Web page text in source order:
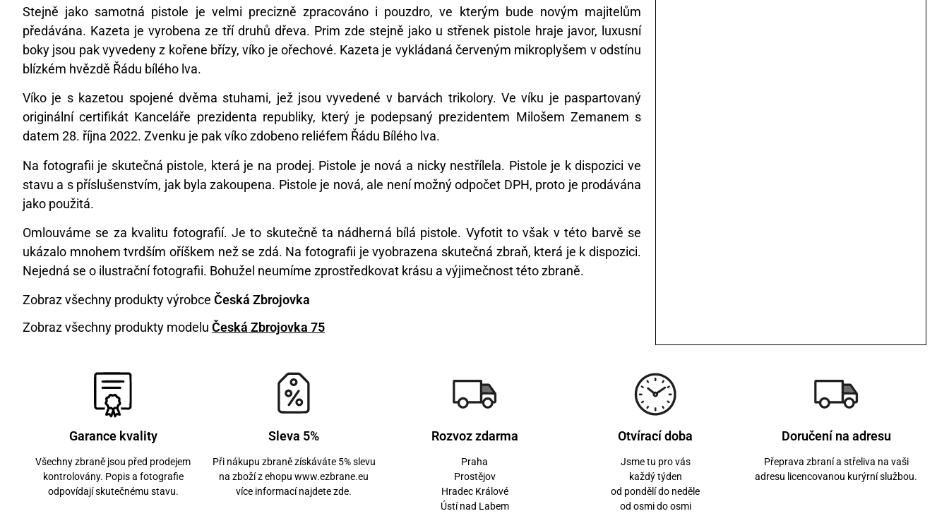
Stejně jako samotná pistole je velmi precizně zpracováno i pouzdro, ve kterým bude novým majitelům
předávána. Kazeta je vyrobena ze tří druhů dřeva. Prim zde stejně jako u střenek pistole hraje javor, luxusní
boky jsou pak vyvedeny z kořene břízy, víko je ořechové. Kazeta je vykládaná červeným mikroplyšem v odstínu
blízkém hvězdě Řádu bílého lva.
Víko je s kazetou spojené dvěma stuhami, jež jsou vyvedené v barvách trikolory. Ve víku je paspartovaný
originální certifikát Kanceláře prezidenta republiky, který je podepsaný prezidentem Milošem Zemanem s
datem 28. října 2022. Zvenku je pak víko zdobeno reliéfem Řádu Bílého lva.
Na fotografii je skutečná pistole, která je na prodej. Pistole je nová a nicky nestřílela. Pistole je k dispozici ve
stavu a s příslušenstvím, jak byla zakoupena. Pistole je nová, ale není možný odpočet DPH, proto je prodávána
jako použitá.
Omlouváme se za kvalitu fotografií. Je to skutečně ta nádherná bílá pistole. Vyfotit to však v této barvě se
ukázalo mnohem tvrdším oříškem než se zdá. Na fotografii je vyobrazena skutečná zbraň, která je k dispozici.
Nejedná se o ilustrační fotografii. Bohužel neumíme zprostředkovat krásu a výjimečnost této zbraně.
Zobraz všechny produkty výrobce Česká Zbrojovka
Zobraz všechny produkty modelu Česká Zbrojovka 75
Garance kvality
Všechny zbraně jsou před prodejem
kontrolovány. Popis a fotografie
odpovídají skutečnému stavu.
Sleva 5%
Při nákupu zbraně získáváte 5% slevu
na zboží z ehopu www.ezbrane.eu
více informací najdete zde.
Rozvoz zdarma
Praha
Prostějov
Hradec Králové
Ústí nad Labem
Otvírací doba
Jsme tu pro vás
každý týden
od pondělí do neděle
od osmi do osmi
Doručení na adresu
Přeprava zbraní a střeliva na vaši
adresu licencovanou kurýrní službou.